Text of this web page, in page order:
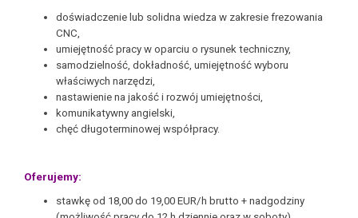
doświadczenie lub solidna wiedza w zakresie frezowania
CNC,
umiejętność pracy w oparciu o rysunek techniczny,
samodzielność, dokładność, umiejętność wyboru
właściwych narzędzi,
nastawienie na jakość i rozwój umiejętności,
komunikatywny angielski,
chęć długoterminowej współpracy.
Oferujemy:
stawkę od 18,00 do 19,00 EUR/h brutto + nadgodziny